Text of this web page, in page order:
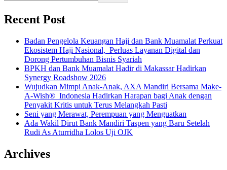
Recent Post
Badan Pengelola Keuangan Haji dan Bank Muamalat Perkuat
Ekosistem Haji Nasional, Perluas Layanan Digital dan
Dorong Pertumbuhan Bisnis Syariah
BPKH dan Bank Muamalat Hadir di Makassar Hadirkan
Synergy Roadshow 2026
Wujudkan Mimpi Anak-Anak, AXA Mandiri Bersama Make-
A-Wish® Indonesia Hadirkan Harapan bagi Anak dengan
Penyakit Kritis untuk Terus Melangkah Pasti
Seni yang Merawat, Perempuan yang Menguatkan
Ada Wakil Dirut Bank Mandiri Taspen yang Baru Setelah
Rudi As Aturridha Lolos Uji OJK
Archives